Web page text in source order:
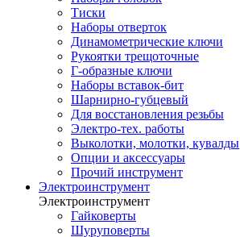
Тиски
Наборы отверток
Динамометрические ключи
Рукоятки трещоточные
Г-образные ключи
Наборы вставок-бит
Шарнирно-губцевый
Для восстановления резьбы
Электро-тех. работы
Выколотки, молотки, кувалды
Опции и аксессуары
Прочий инструмент
Электроинструмент
Электроинструмент
Гайковерты
Шуруповерты